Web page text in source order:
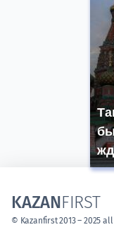
KAZANFIRST
© Kazanfirst 2013 – 2025